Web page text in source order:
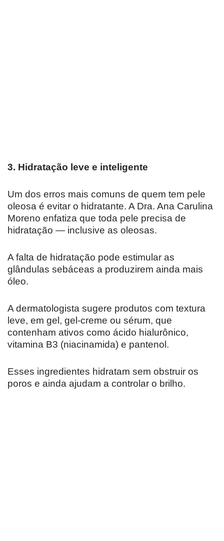
3. Hidratação leve e inteligente
Um dos erros mais comuns de quem tem pele
oleosa é evitar o hidratante. A Dra. Ana Carulina
Moreno enfatiza que toda pele precisa de
hidratação — inclusive as oleosas.
A falta de hidratação pode estimular as
glândulas sebáceas a produzirem ainda mais
óleo.
A dermatologista sugere produtos com textura
leve, em gel, gel-creme ou sérum, que
contenham ativos como ácido hialurônico,
vitamina B3 (niacinamida) e pantenol.
Esses ingredientes hidratam sem obstruir os
poros e ainda ajudam a controlar o brilho.